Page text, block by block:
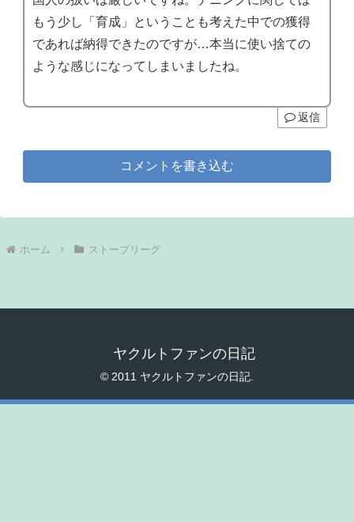
もう少し「育成」ということも考えた中での獲得
であれば納得できたのですが…本当に使い捨ての
ような感じになってしまいましたね。
返信
コメントを書き込む
ホーム ストーブリーグ
ヤクルトファンの日記
© 2011 ヤクルトファンの日記.